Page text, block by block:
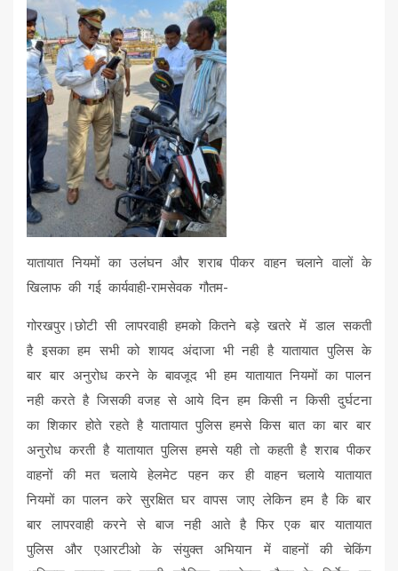
यातायात नियमों का उलंघन और शराब पीकर वाहन चलाने वालों के
खिलाफ की गई कार्यवाही-रामसेवक गौतम-
गोरखपुर।छोटी सी लापरवाही हमको कितने बड़े खतरे में डाल सकती
है इसका हम सभी को शायद अंदाजा भी नही है यातायात पुलिस के
बार बार अनुरोध करने के बावजूद भी हम यातायात नियमों का पालन
नही करते है जिसकी वजह से आये दिन हम किसी न किसी दुर्घटना
का शिकार होते रहते है यातायात पुलिस हमसे किस बात का बार बार
अनुरोध करती है यातायात पुलिस हमसे यही तो कहती है शराब पीकर
वाहनों की मत चलाये हेलमेट पहन कर ही वाहन चलाये यातायात
नियमों का पालन करे सुरक्षित घर वापस जाए लेकिन हम है कि बार
बार लापरवाही करने से बाज नही आते है फिर एक बार यातायात
पुलिस और एआरटीओ के संयुक्त अभियान में वाहनों की चेकिंग